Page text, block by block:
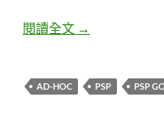
閱讀全文 PSP使用
→
AD-HOC PSP PSP